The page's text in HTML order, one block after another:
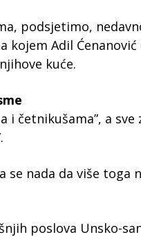
podsjetimo,
kojem Adil
kuće.
i četnikušama”, a
se nada da više
poslova Unsko-